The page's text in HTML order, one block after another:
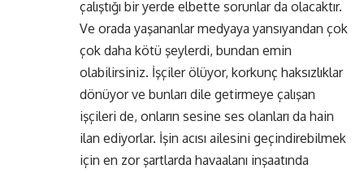
çalıştığı bir yerde elbette sorunlar da olacaktır.
Ve orada yaşananlar medyaya yansıyandan çok
çok daha kötü şeylerdi, bundan emin
olabilirsiniz. İşçiler ölüyor, korkunç haksızlıklar
dönüyor ve bunları dile getirmeye çalışan
işçileri de, onların sesine ses olanları da hain
ilan ediyorlar. İşin acısı ailesini geçindirebilmek
için en zor şartlarda havaalanı inşaatında